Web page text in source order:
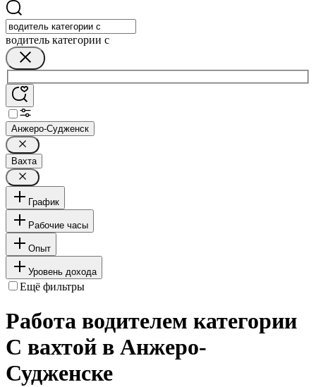
водитель категории c
Анжеро-Судженск
Вахта
График
Рабочие часы
Опыт
Уровень дохода
Ещё фильтры
Работа водителем категории
C вахтой в Анжеро-
Судженске